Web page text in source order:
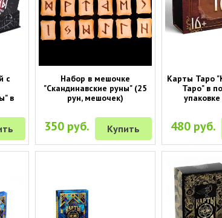
с
в
Набор в мешочке
"Скандинавские руны" (25
рун, мешочек)
350 руб. Купить
Карты Таро
Таро" в
480 руб.